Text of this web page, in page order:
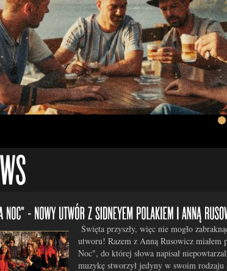
Święta przyszły, więc nie mogło
utworu! Razem z Anną Rusowicz miałem
Noc", do której słowa napisał
muzykę stworzył jedyny w swoim rodzaju